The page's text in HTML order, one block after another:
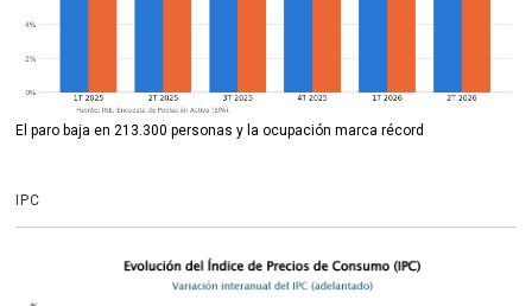
El paro baja en 213.300 personas y la ocupación marca récord
IPC